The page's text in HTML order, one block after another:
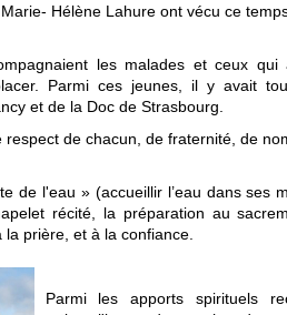
Hélène Lahure ont vécu ce
les malades et ceux qui
Parmi ces jeunes, il y avait
et de la Doc de Strasbourg.
respect de chacun, de fraternité, de
de l'eau » (accueillir l’eau dans ses
récité, la préparation au
prière, et à la confiance.
Parmi les apports spirituels